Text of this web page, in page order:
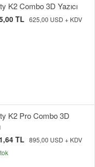
K2 Combo 3D Yazıcı
TL 625,00 USD + KDV
K2 Pro Combo 3D
TL 895,00 USD + KDV